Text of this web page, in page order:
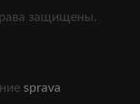
защищены.
sprava